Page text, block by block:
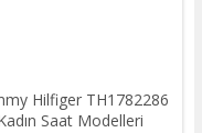
Hilfiger TH1782286
Saat Modelleri